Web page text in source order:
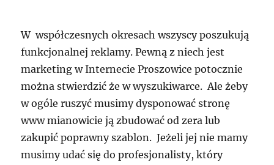
W współczesnych okresach wszyscy poszukują
funkcjonalnej reklamy. Pewną z niech jest
marketing w Internecie Proszowice potocznie
można stwierdzić że w wyszukiwarce. Ale żeby
w ogóle ruszyć musimy dysponować stronę
www mianowicie ją zbudować od zera lub
zakupić poprawny szablon. Jeżeli jej nie mamy
musimy udać się do profesjonalisty, który